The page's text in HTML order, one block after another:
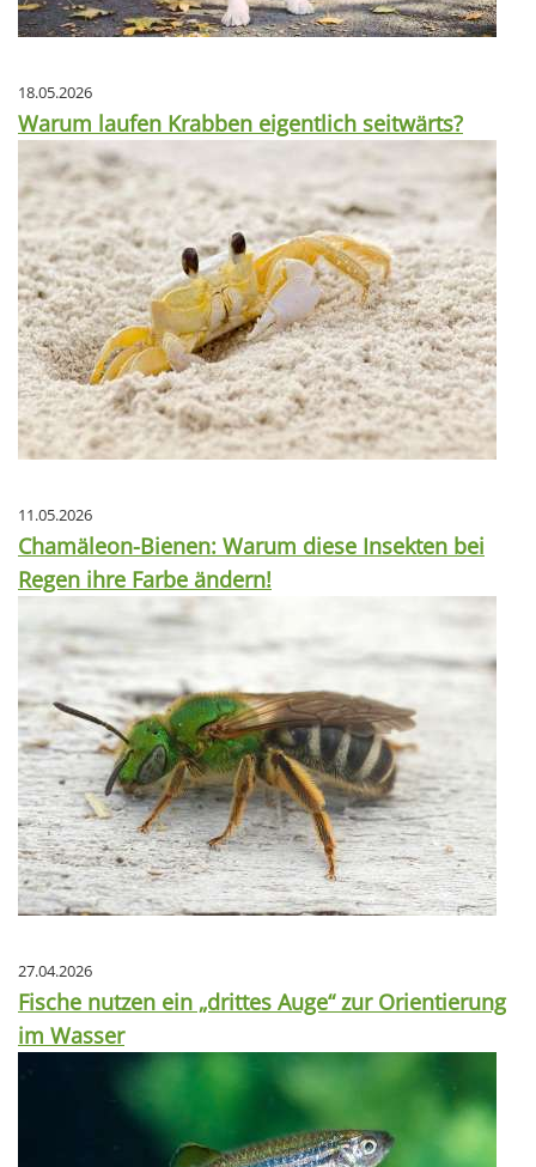
18.05.2026
Warum laufen Krabben eigentlich seitwärts?
11.05.2026
Chamäleon-Bienen: Warum diese Insekten bei
Regen ihre Farbe ändern!
27.04.2026
Fische nutzen ein „drittes Auge“ zur Orientierung
im Wasser